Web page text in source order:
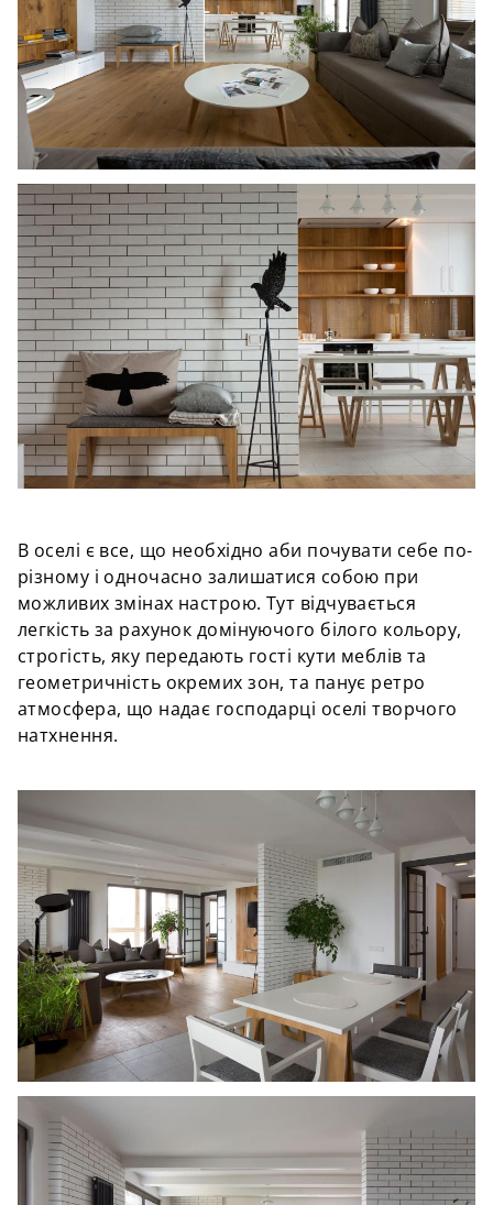
В оселі є все, що необхідно аби почувати себе по-
різному і одночасно залишатися собою при
можливих змінах настрою. Тут відчувається
легкість за рахунок домінуючого білого кольору,
строгість, яку передають гості кути меблів та
геометричність окремих зон, та панує ретро
атмосфера, що надає господарці оселі творчого
натхнення.